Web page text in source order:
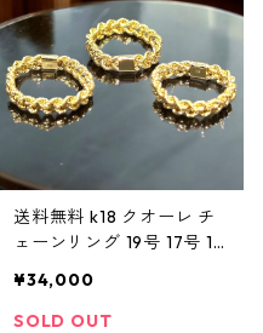
送料無料 k18 クオーレ チ
ェーンリング 19号 17号 15
クオーレリング ゴールド
リング k18リング k18刻印
¥34,000
SOLD OUT